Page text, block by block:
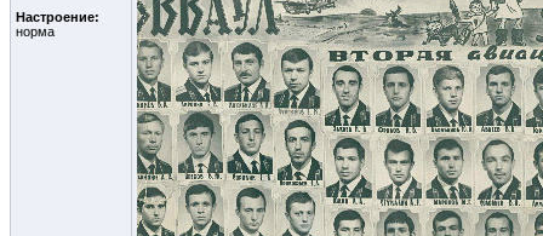
Настроение:
норма